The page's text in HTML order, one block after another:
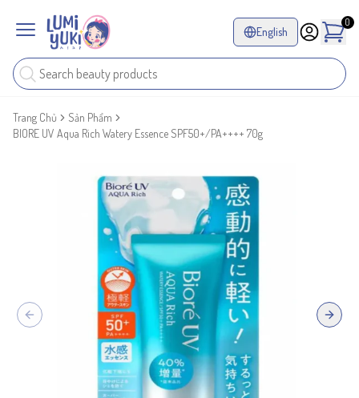
English
0
Trang Chủ
Sản Phẩm
BIORE UV Aqua Rich Watery Essence SPF50+/PA++++ 70g
Previous slide Next